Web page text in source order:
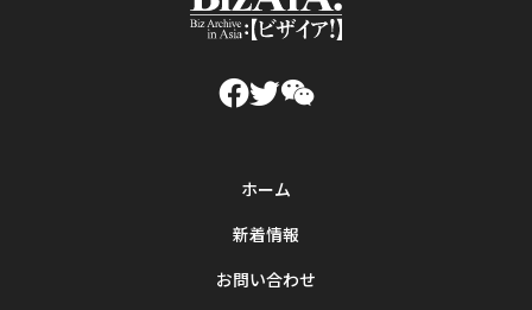
ホーム
新着情報
お問い合わせ